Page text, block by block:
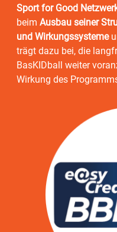
Sport for Good
beim Ausbau seiner
und Wirkungssysteme
trägt dazu bei, die
BasKIDball weiter
Wirkung des